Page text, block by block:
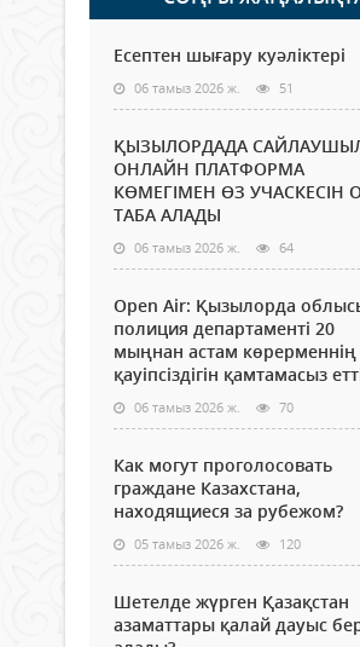
Есептен шығару куәліктері
06 тамыз 2026 ж. 51
ҚЫЗЫЛОРДАДА
ОНЛАЙН ПЛАТФОРМА
КӨМЕГІМЕН ӨЗ УЧАСКЕСІН
ТАБА АЛАДЫ
06 тамыз 2026 ж. 64
Open Air: Қызылорда
полиция департаменті 20
мыңнан астам көрерменнің
қауіпсіздігін қамтамасыз
06 тамыз 2026 ж. 70
Как могут проголосовать
граждане Казахстана,
находящиеся за рубежом?
05 тамыз 2026 ж. 120
Шетелде жүрген Қазақстан
азаматтары қалай дауыс